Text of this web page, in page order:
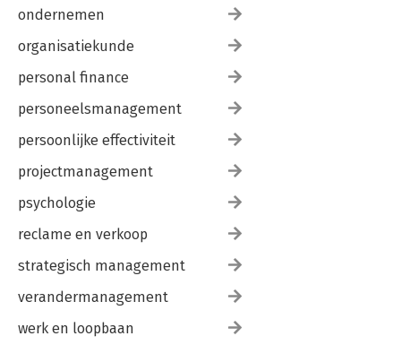
ondernemen
organisatiekunde
personal finance
personeelsmanagement
persoonlijke effectiviteit
projectmanagement
psychologie
reclame en verkoop
strategisch management
verandermanagement
werk en loopbaan